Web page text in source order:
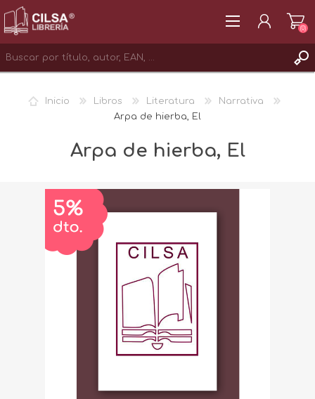
INICIAR SESIÓN
(0)
Inicio Libros Literatura
Narrativa
Arpa de hierba, El
Arpa de hierba, El